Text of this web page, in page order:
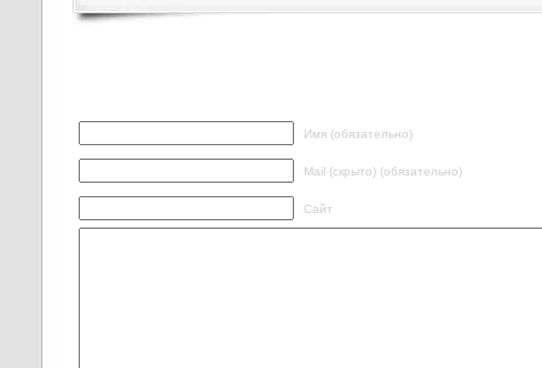
Имя (обязательно)
Mail (скрыто) (обязательно)
Сайт